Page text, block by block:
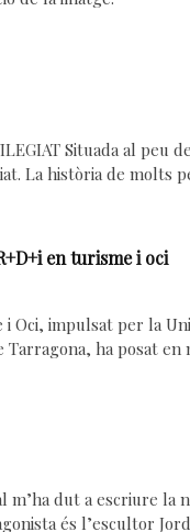
Situada al
La història de molts
en turisme i oci
Oci, impulsat per la
Tarragona, ha posat
dut a escriure la
és l’escultor